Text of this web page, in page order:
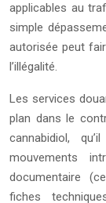
applicables au
simple
autorisée peut
l’illégalité.
Les services
plan dans le
cannabidiol,
mouvements
documentaire
fiches